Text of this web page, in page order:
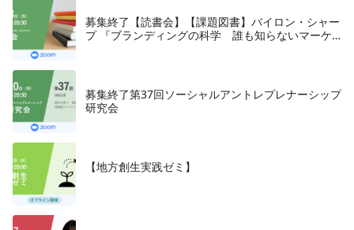
募集終了【読書会】【課題図書】バイロン・シャー
プ 『ブランディングの科学 誰も知らないマーケ
募集終了第37回ソーシャルアントレプレナーシップ
研究会
【地方創生実践ゼミ】